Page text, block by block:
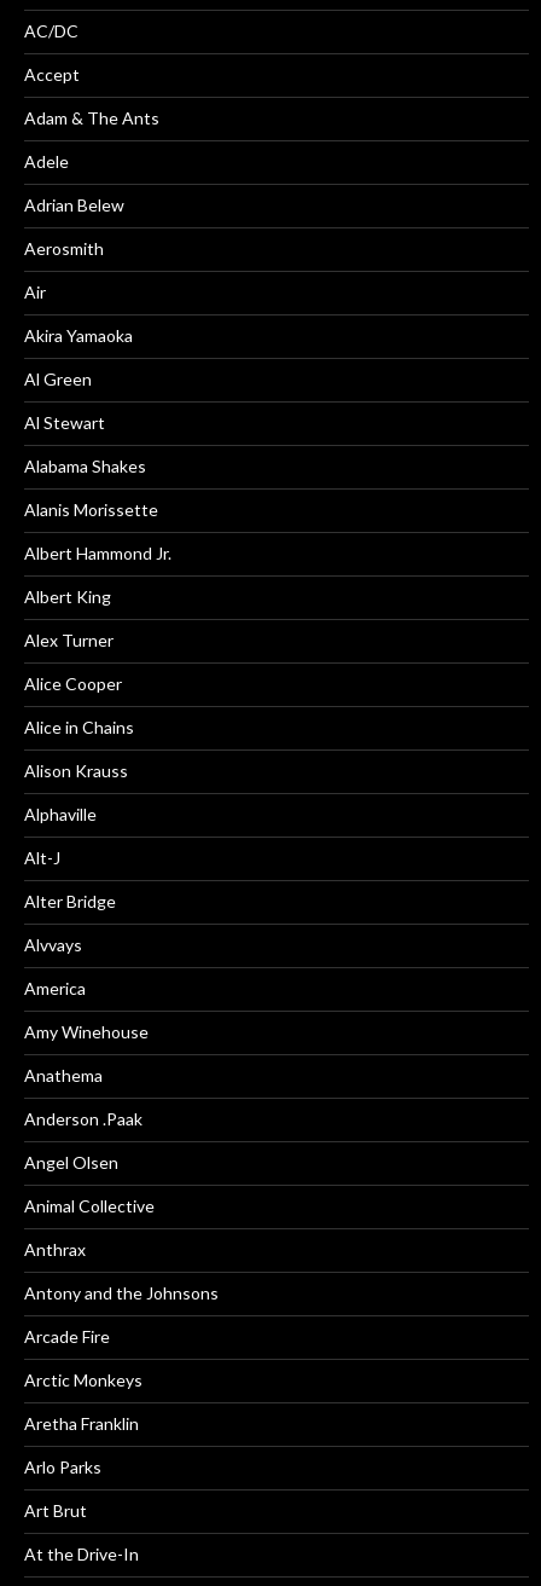
AC/DC
Accept
Adam & The Ants
Adele
Adrian Belew
Aerosmith
Air
Akira Yamaoka
Al Green
Al Stewart
Alabama Shakes
Alanis Morissette
Albert Hammond Jr.
Albert King
Alex Turner
Alice Cooper
Alice in Chains
Alison Krauss
Alphaville
Alt-J
Alter Bridge
Alvvays
America
Amy Winehouse
Anathema
Anderson .Paak
Angel Olsen
Animal Collective
Anthrax
Antony and the Johnsons
Arcade Fire
Arctic Monkeys
Aretha Franklin
Arlo Parks
Art Brut
At the Drive-In